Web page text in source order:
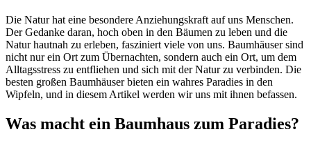
Die Natur hat eine besondere Anziehungskraft auf uns Menschen.
Der Gedanke daran, hoch oben in den Bäumen zu leben und die
Natur hautnah zu erleben, fasziniert viele von uns. Baumhäuser sind
nicht nur ein Ort zum Übernachten, sondern auch ein Ort, um dem
Alltagsstress zu entfliehen und sich mit der Natur zu verbinden. Die
besten großen Baumhäuser bieten ein wahres Paradies in den
Wipfeln, und in diesem Artikel werden wir uns mit ihnen befassen.
Was macht ein Baumhaus zum Paradies?